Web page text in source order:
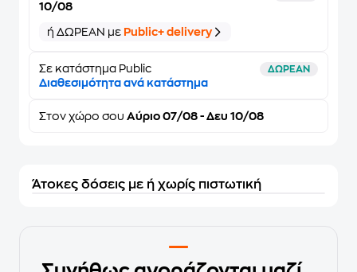
10/08
ή ΔΩΡΕΑΝ με Public+ delivery
Σε κατάστημα Public ΔΩΡΕΑΝ
Διαθεσιμότητα ανά κατάστημα
Στον χώρο σου Αύριο 07/08 - Δευ 10/08
Άτοκες δόσεις με ή χωρίς πιστωτική